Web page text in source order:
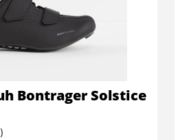
Bontrager Solstice